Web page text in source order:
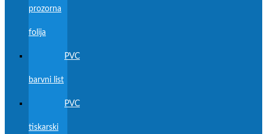
prozorna
folija
PVC
barvni list
PVC
tiskarski